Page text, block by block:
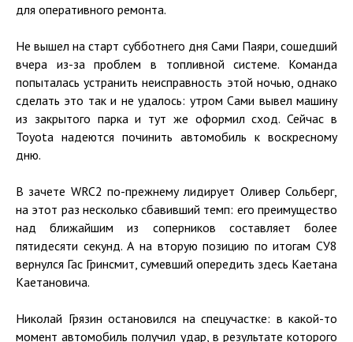
для оперативного ремонта.
Не вышел на старт субботнего дня Сами Паяри, сошедший
вчера из-за проблем в топливной системе. Команда
попыталась устранить неисправность этой ночью, однако
сделать это так и не удалось: утром Сами вывел машину
из закрытого парка и тут же оформил сход. Сейчас в
Toyota надеются починить автомобиль к воскресному
дню.
В зачете WRC2 по-прежнему лидирует Оливер Сольберг,
на этот раз несколько сбавивший темп: его преимущество
над ближайшим из соперников составляет более
пятидесяти секунд. А на вторую позицию по итогам СУ8
вернулся Гас Гринсмит, сумевший опередить здесь Каетана
Каетановича.
Николай Грязин остановился на спецучастке: в какой-то
момент автомобиль получил удар, в результате которого